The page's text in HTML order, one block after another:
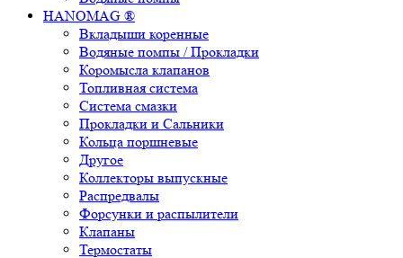
HANOMAG ®
Вкладыши коренные
Водяные помпы / Прокладки
Коромысла клапанов
Топливная система
Система смазки
Прокладки и Сальники
Кольца поршневые
Другое
Коллекторы выпускные
Распредвалы
Форсунки и распылители
Клапаны
Термостаты